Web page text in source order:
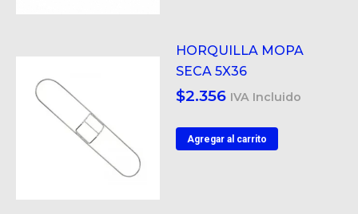
HORQUILLA MOPA
SECA 5X36
$2.356 IVA Incluido
Agregar al carrito